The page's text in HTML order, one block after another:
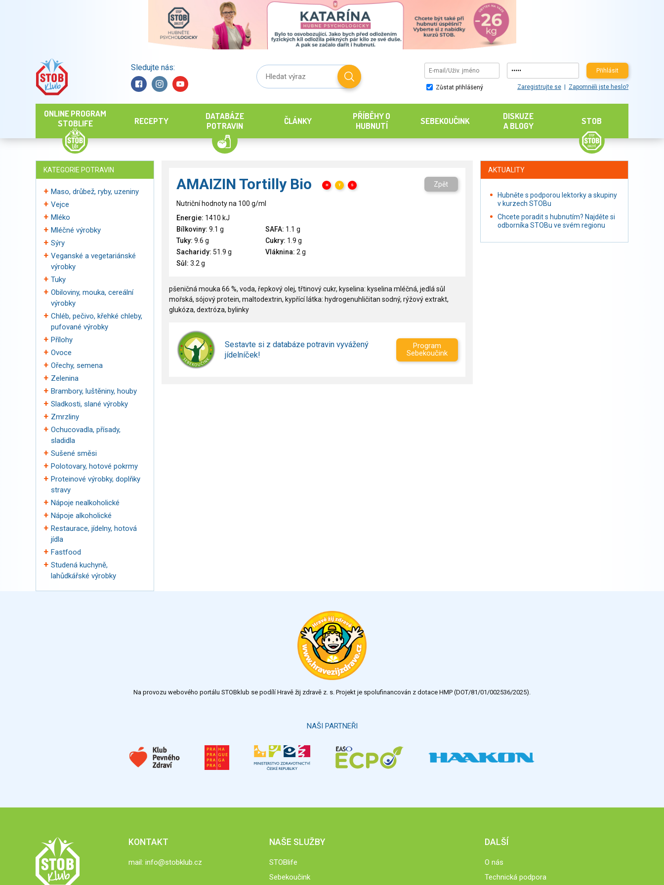
Sledujte nás: Přihlásit
Zůstat přihlášený Zaregistrujte se Zapomněli jste heslo?
ONLINE PROGRAM
STOBLIFE
RECEPTY
DATABÁZE
POTRAVIN
ČLÁNKY
PŘÍBĚHY O
HUBNUTÍ
SEBEKOUČINK
DISKUZE
A BLOGY
STOB
KATEGORIE POTRAVIN
Maso, drůbež, ryby, uzeniny
Vejce
Mléko
Mléčné výrobky
Sýry
Veganské a vegetariánské
výrobky
Tuky
Obiloviny, mouka, cereální
výrobky
Chléb, pečivo, křehké chleby,
pufované výrobky
Přílohy
Ovoce
Ořechy, semena
Zelenina
Brambory, luštěniny, houby
Sladkosti, slané výrobky
Zmrzliny
Ochucovadla, přísady,
sladidla
Sušené směsi
Polotovary, hotové pokrmy
Proteinové výrobky, doplňky
stravy
Nápoje nealkoholické
Nápoje alkoholické
Restaurace, jídelny, hotová
jídla
Fastfood
Studená kuchyně,
lahůdkářské výrobky
AMAIZIN Tortilly Bio H T S Zpět
Nutriční hodnoty na 100 g/ml
Energie: 1410 kJ
Bílkoviny: 9.1 g SAFA: 1.1 g
Tuky: 9.6 g Cukry: 1.9 g
Sacharidy: 51.9 g Vláknina: 2 g
Sůl: 3.2 g
pšeničná mouka 66 %, voda, řepkový olej, třtinový cukr, kyselina: kyselina mléčná, jedlá sůl
mořská, sójový protein, maltodextrin, kypřící látka: hydrogenuhličitan sodný, rýžový extrakt,
glukóza, dextróza, bylinky
Sestavte si z databáze potravin vyvážený
jídelníček!
Program
Sebekoučink
AKTUALITY
Hubněte s podporou lektorky a skupiny
v kurzech STOBu
Chcete poradit s hubnutím? Najděte si
odborníka STOBu ve svém regionu
Na provozu webového portálu STOBklub se podílí Hravě žij zdravě z. s. Projekt je spolufinancován z dotace HMP (DOT/81/01/002536/2025).
NAŠI PARTNEŘI
KONTAKT
mail: info@stobklub.cz
NAŠE SLUŽBY
STOBlife
Sebekoučink
DALŠÍ
O nás
Technická podpora